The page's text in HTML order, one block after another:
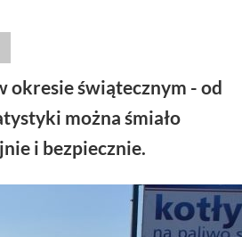
okresie świątecznym - od
można śmiało
i bezpiecznie.